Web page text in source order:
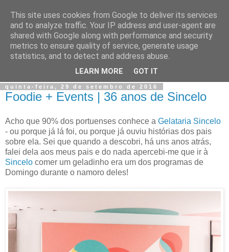
Jiji
Fotografia, devaneios, moda, teatro, e tudo o que eu possa
quinta-feira, 29 de setembro de 2016
Foodie + Events | 36 anos de Sincelo
Acho que 90% dos portuenses conhece a Gelataria Sincelo
- ou porque já lá foi, ou porque já ouviu histórias dos pais
sobre ela. Sei que quando a descobri, há uns anos atrás,
falei dela aos meus pais e do nada apercebi-me que ir à
Sincelo comer um geladinho era um dos programas de
Domingo durante o namoro deles!
This site uses cookies from Google to deliver its services
and to analyze traffic. Your IP address and user-agent are
shared with Google along with performance and security
metrics to ensure quality of service, generate usage
statistics, and to detect and address abuse.
LEARN MORE GOT IT